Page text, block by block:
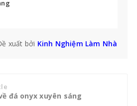
xuất bởi Kinh Nghiệm Làm Nhà
đá onyx xuyên sáng